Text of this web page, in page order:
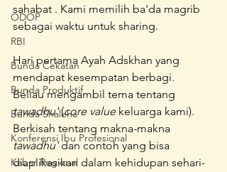
ODOP
RBI
Bunda Cekatan
Bunda Produktif
Bunda Shaleha
Konferensi Ibu Profesional
Kabar Regional
sahabat . Kami memilih ba'da magrib
sebagai waktu untuk sharing.
Hari pertama Ayah Adskhan yang
mendapat kesempatan berbagi.
Beliau mengambil tema tentang
tawadhu' (core value keluarga kami).
Berkisah tentang makna-makna
tawadhu' dan contoh yang bisa
diaplikasikan dalam kehidupan sehari-